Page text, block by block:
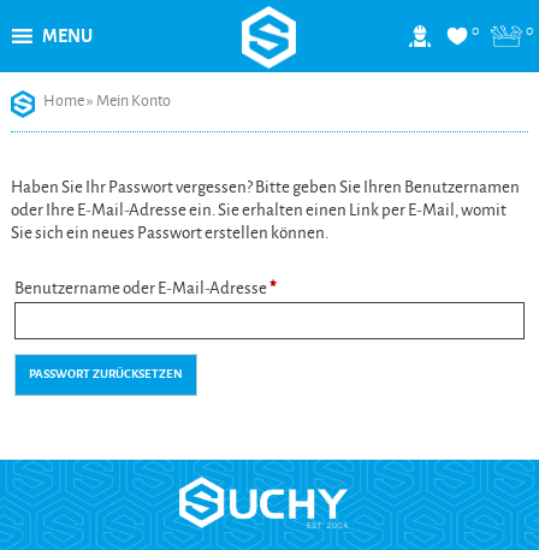
content
0 0
MENU
Home» Mein Konto
Haben Sie Ihr Passwort vergessen? Bitte geben Sie Ihren Benutzernamen
oder Ihre E-Mail-Adresse ein. Sie erhalten einen Link per E-Mail, womit
Sie sich ein neues Passwort erstellen können.
Benutzername oder E-Mail-Adresse*Erforderlich
PASSWORT ZURÜCKSETZEN